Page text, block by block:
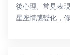
後心理、常見表
星座情感變化，